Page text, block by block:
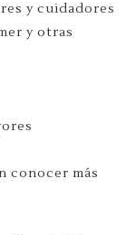
y cuidadores
y otras
conocer más